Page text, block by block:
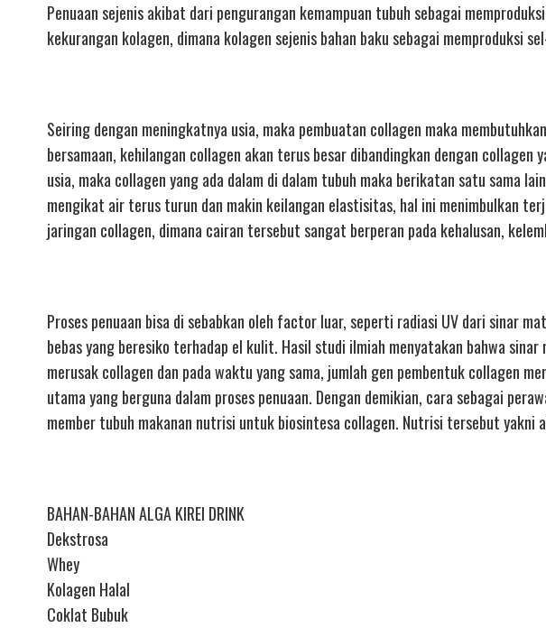
Penuaan sejenis akibat dari pengurangan kemampuan tubuh sebagai
kekurangan kolagen, dimana kolagen sejenis bahan baku sebagai memproduksi
Seiring dengan meningkatnya usia, maka pembuatan collagen maka
bersamaan, kehilangan collagen akan terus besar dibandingkan dengan
usia, maka collagen yang ada dalam di dalam tubuh maka berikatan satu sama
mengikat air terus turun dan makin keilangan elastisitas, hal ini menimbulkan
jaringan collagen, dimana cairan tersebut sangat berperan pada kehalusan,
Proses penuaan bisa di sebabkan oleh factor luar, seperti radiasi UV dari sinar
bebas yang beresiko terhadap el kulit. Hasil studi ilmiah menyatakan bahwa
merusak collagen dan pada waktu yang sama, jumlah gen pembentuk collagen
utama yang berguna dalam proses penuaan. Dengan demikian, cara sebagai
member tubuh makanan nutrisi untuk biosintesa collagen. Nutrisi tersebut yakni
BAHAN-BAHAN ALGA KIREI DRINK
Dekstrosa
Whey
Kolagen Halal
Coklat Bubuk